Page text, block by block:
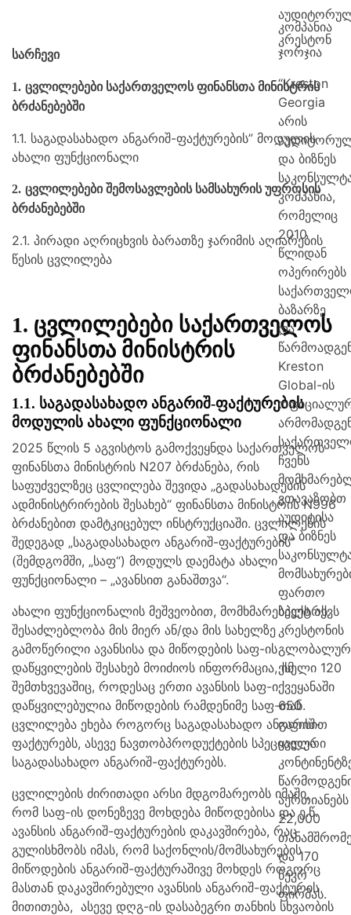
აუდიტორული
კომპანია
კრესტონ
ჯორჯია
“Kreston
Georgia
არის
და ბიზნეს
კომპანია,
რომელიც
2010
წლიდან
ოპერირებს
ბაზარზე
და
Kreston
Global-ის
ჩვენს
ვთავაზობთ
აუდიტისა
და ბიზნეს
ფართო
სპექტრს.
კრესტონის
ქსელი 120
ქვეყანაში
650
ოფისით
ყველა
აერთიანებს
22,000
და 170
წევრ
ფირმას.
სარჩევი
1. ცვლილებები საქართველოს ფინანსთა მინისტრის
ბრძანებებში
1.1. საგადასახადო ანგარიშ-ფაქტურების” მოდულის
ახალი ფუნქციონალი
2. ცვლილებები შემოსავლების სამსახურის უფროსის
ბრძანებებში
2.1. პირადი აღრიცხვის ბარათზე ჯარიმის აღიარების
წესის ცვლილება
ცვლილებები საქართველოს
ფინანსთა მინისტრის
ბრძანებებში
1.1. საგადასახადო ანგარიშ-ფაქტურების
მოდულის ახალი ფუნქციონალი
2025 წლის 5 აგვისტოს გამოქვეყნდა საქართველოს
ფინანსთა მინისტრის N207 ბრძანება, რის
საფუძველზეც ცვლილება შევიდა „გადასახადების
ადმინისტრირების შესახებ“ ფინანსთა მინისტრის N996
ბრძანებით დამტკიცებულ ინსტრუქციაში. ცვლილების
შედეგად „საგადასახადო ანგარიშ-ფაქტურების”
(შემდგომში, „საფ“) მოდულს დაემატა ახალი
ფუნქციონალი – „ავანსით განაშთვა“.
ახალი ფუნქციონალის მეშვეობით, მომხმარებელს აქვს
შესაძლებლობა მის მიერ ან/და მის სახელზე
გამოწერილი ავანსისა და მიწოდების საფ-ის
დაწყვილების შესახებ მოიძიოს ინფორმაცია, იმ
შემთხვევაშიც, როდესაც ერთი ავანსის საფ-ი
დაწყვილებულია მიწოდების რამდენიმე საფ-თან.
ცვლილება ეხება როგორც საგადასახადო ანგარიშ-
ფაქტურებს, ასევე ნავთობპროდუქტების სპეციალური
საგადასახადო ანგარიშ-ფაქტურებს.
ცვლილების ძირითადი არსი მდგომარეობს იმაში,
რომ საფ-ის დონეზევე მოხდება მიწოდებისა და ე.წ.
ავანსის ანგარიშ-ფაქტურების დაკავშირება, რაც
გულისხმობს იმას, რომ საქონლის/მომსახურების
მიწოდების ანგარიშ-ფაქტურაშივე მოხდეს როგორც
მასთან დაკავშირებული ავანსის ანგარიშ-ფაქტურის
მითითება, ასევე დღგ-ის დასაბეგრი თანხის სხვაობის